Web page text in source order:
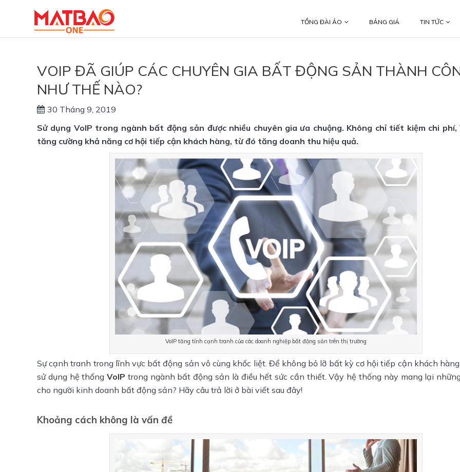
TỔNG ĐÀI ẢO BẢNG GIÁ TIN TỨC
VOIP ĐÃ GIÚP CÁC CHUYÊN GIA BẤT ĐỘNG SẢN THÀNH
NHƯ THẾ NÀO?
30 Tháng 9, 2019
Sử dụng VoIP trong ngành bất động sản được nhiều chuyên gia ưa chuộng. Không chỉ tiết kiệm chi phí,
tăng cường khả năng cơ hội tiếp cận khách hàng, từ đó tăng doanh thu hiệu quả.
VoIP tăng tính cạnh tranh của các doanh nghiệp bất động sản trên thị trường
Sự cạnh tranh trong lĩnh vực bất động sản vô cùng khốc liệt. Để không bỏ lỡ bất kỳ cơ hội tiếp cận khách
sử dụng hệ thốngVoIP trong ngành bất động sản là điều hết sức cần thiết. Vậy hệ thống này mang lại
cho người kinh doanh bất động sản? Hãy câu trả lời ở bài viết sau đây!
Khoảng cách không là vấn đề